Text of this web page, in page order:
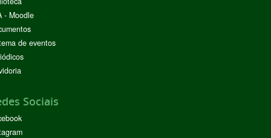
- Moodle
de eventos
Sociais